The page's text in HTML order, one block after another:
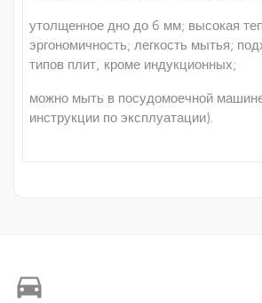
утолщенное дно до 6 мм; высокая
эргономичность; легкость мытья;
типов плит, кроме индукционных;
можно мыть в посудомоечной
инструкции по эксплуатации).
directions_car